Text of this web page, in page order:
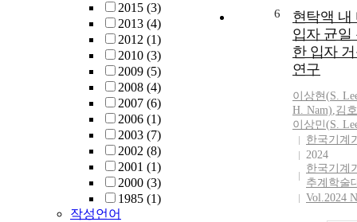
2015 (3)
2013 (4)
2012 (1)
2010 (3)
2009 (5)
2008 (4)
2007 (6)
2006 (1)
2003 (7)
2002 (8)
2001 (1)
2000 (3)
1985 (1)
작성언어
developed for
and ultra-
soldering.
features are
source and
made of a
thermal
physical
conducted
heat transport. A simplified
finite volume
deviced to
6
현탁액 내
입자 균일
한 입자
연구
이상현(S.
H. Nam),김
이상민(S.
한국기계
2024
한국기계
추계학술
Vol.2024